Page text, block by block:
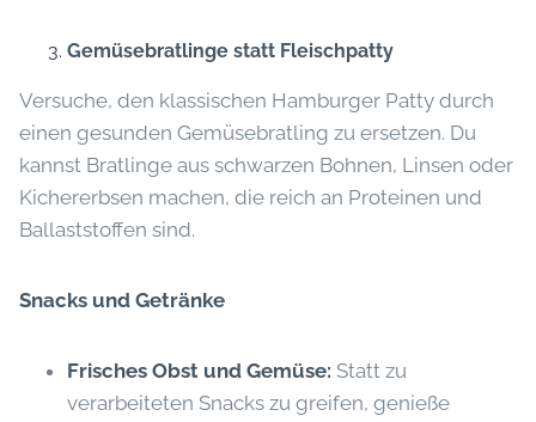
Gemüsebratlinge statt Fleischpatty
Versuche, den klassischen Hamburger Patty durch
einen gesunden Gemüsebratling zu ersetzen. Du
kannst Bratlinge aus schwarzen Bohnen, Linsen oder
Kichererbsen machen, die reich an Proteinen und
Ballaststoffen sind.
Snacks und Getränke
Frisches Obst und Gemüse: Statt zu
verarbeiteten Snacks zu greifen, genieße